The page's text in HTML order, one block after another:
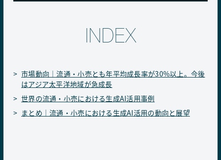
INDEX
市場動向｜流通・小売とも年平均成長率が30%以上。今後
はアジア太平洋地域が急成長
世界の流通・小売における生成AI活用事例
まとめ｜流通・小売における生成AI活用の動向と展望